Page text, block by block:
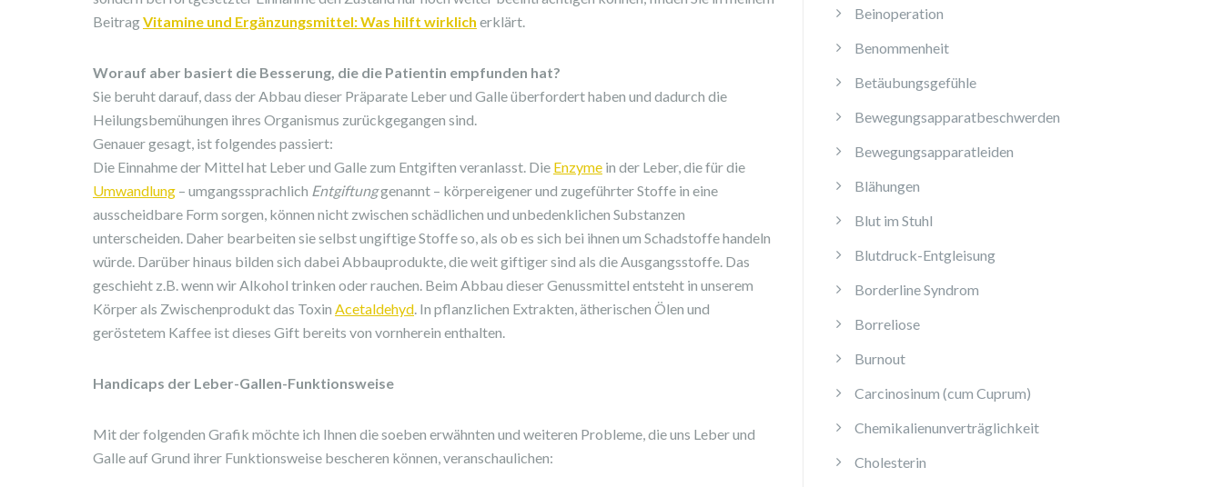
BeitragVitamine und Ergänzungsmittel: Was hilft wirklich erklärt.
Worauf aber basiert die Besserung, die die Patientin empfunden hat?
Sie beruht darauf, dass der Abbau dieser Präparate Leber und Galle überfordert haben und dadurch die
Heilungsbemühungen ihres Organismus zurückgegangen sind.
Genauer gesagt, ist folgendes passiert:
Die Einnahme der Mittel hat Leber und Galle zum Entgiften veranlasst. Die Enzyme in der Leber, die für die
Umwandlung – umgangssprachlich Entgiftunggenannt – körpereigener und zugeführter Stoffe in eine
ausscheidbare Form sorgen, können nicht zwischen schädlichen und unbedenklichen Substanzen
unterscheiden. Daher bearbeiten sie selbst ungiftige Stoffe so, als ob es sich bei ihnen um Schadstoffe handeln
würde. Darüber hinaus bilden sich dabei Abbauprodukte, die weit giftiger sind als die Ausgangsstoffe. Das
geschieht z.B. wenn wir Alkohol trinken oder rauchen. Beim Abbau dieser Genussmittel entsteht in unserem
Körper als Zwischenprodukt das Toxin Acetaldehyd. In pflanzlichen Extrakten, ätherischen Ölen und
geröstetem Kaffee ist dieses Gift bereits von vornherein enthalten.
Handicaps der Leber-Gallen-Funktionsweise
Mit der folgenden Grafik möchte ich Ihnen die soeben erwähnten und weiteren Probleme, die uns Leber und
Galle auf Grund ihrer Funktionsweise bescheren können, veranschaulichen:
Beinoperation
Benommenheit
Betäubungsgefühle
Bewegungsapparatbeschwerden
Bewegungsapparatleiden
Blähungen
Blut im Stuhl
Blutdruck-Entgleisung
Borderline Syndrom
Borreliose
Burnout
Carcinosinum (cum Cuprum)
Chemikalienunverträglichkeit
Cholesterin